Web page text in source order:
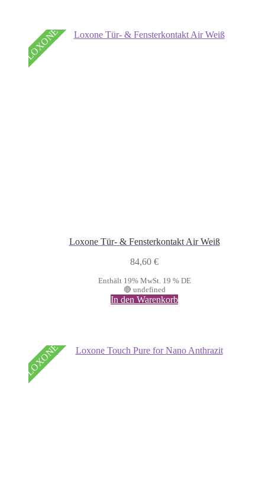
LOXONE
Loxone Tür- & Fensterkontakt Air Weiß
84,60 €
Enthält 19% MwSt. 19 % DE
🔴 undefined
In den Warenkorb
LOXONE